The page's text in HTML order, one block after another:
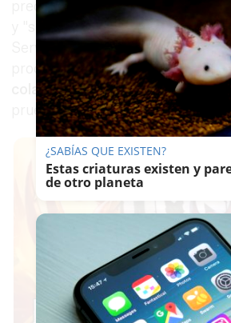
precisos de su autorización
y "siendo consciente del
Servicio Andaluz de Salud
procesado "resolvió, a
colaboración imprescindible
pruebas diagnósticas.
¿SABÍAS QUE EXISTEN?
Estas criaturas existen y
de otro planeta